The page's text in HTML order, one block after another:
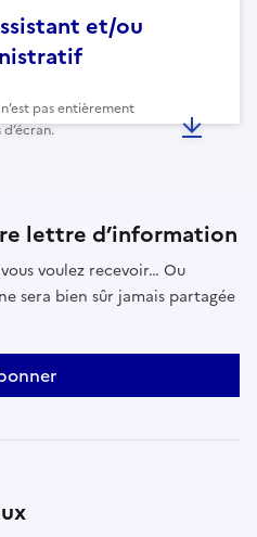
et/ou
pas entièrement
lettre d’information
voulez recevoir… Ou
sera bien sûr jamais partagée